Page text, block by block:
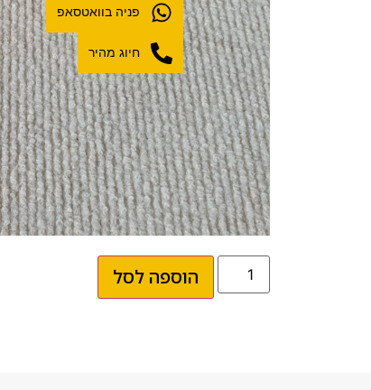
הוספה לסל
פניה בוואטסאפ
חיוג מהיר